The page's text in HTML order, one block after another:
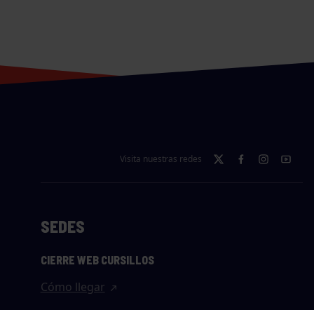
Visita nuestras redes
SEDES
CIERRE WEB CURSILLOS
Cómo llegar